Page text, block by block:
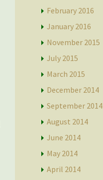
February 2016
January 2016
November 2015
July 2015
March 2015
December 2014
September 2014
August 2014
June 2014
May 2014
April 2014